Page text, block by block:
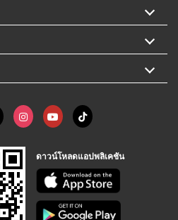
ดาวน์โหลดแอปพลิเคชัน